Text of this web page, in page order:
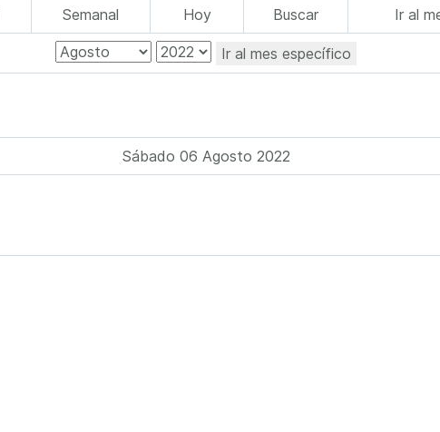
Semanal Hoy Buscar Ir al
Ir al mes específico
Sábado 06 Agosto 2022